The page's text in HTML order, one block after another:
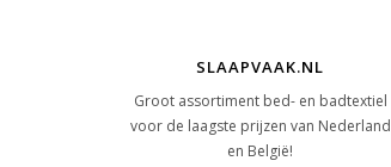
SLAAPVAAK.NL
Groot assortiment bed- en badtextiel
voor de laagste prijzen van Nederland
en België!